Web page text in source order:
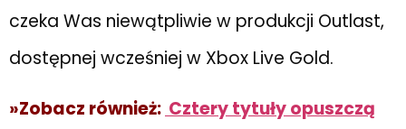
czeka Was niewątpliwie w produkcji Outlast,
dostępnej wcześniej w Xbox Live Gold.
»Zobacz również: Cztery tytuły opuszczą